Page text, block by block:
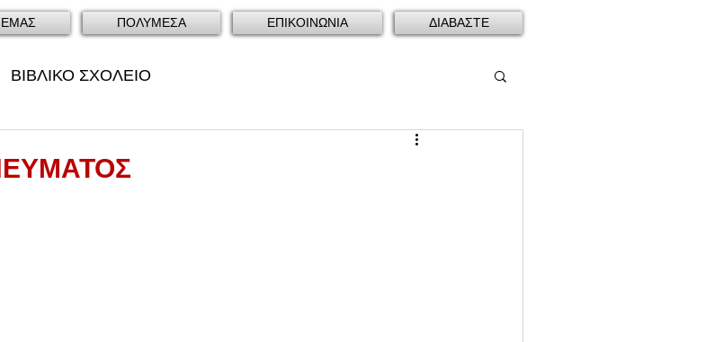
ΕΜΑΣ ΠΟΛΥΜΕΣΑ ΕΠΙΚΟΙΝΩΝΙΑ ΔΙΑΒΑΣΤΕ
ΒΙΒΛΙΚΟ ΣΧΟΛΕΙΟ